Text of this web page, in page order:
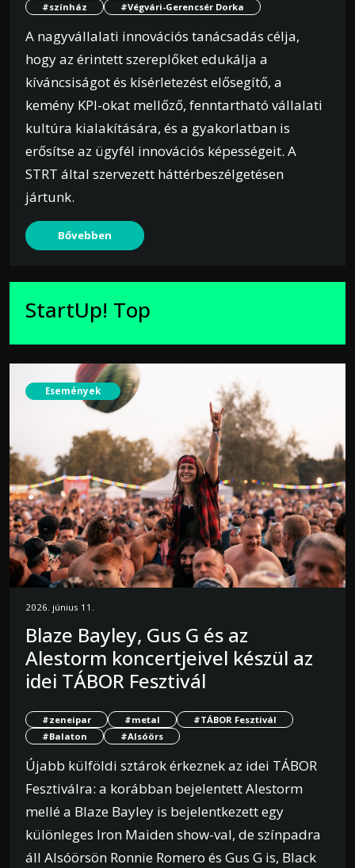
#színház
#Végvári-Gerencsér Dorka
A nagyvállalati innovációs tanácsadás célja,
hogy az érintett szereplőket edukálja a
kíváncsiságot és kísérletezést elősegítő, a
kemény KPI-okat mellőző, fenntartható vállalati
kultúra kialakítására, és a gyakorlatban is
erősítse az ügyfél innovációs képességeit. A
STRT által szervezett háttérbeszélgetésen
jártunk.
Bővebben
StartUp! Top
Események
2026. június 11.
Blaze Bayley, Gus G és az
Alestorm koncertjeivel készül az
idei TÁBOR Fesztivál
#zeneipar #metal
#TÁBOR Fesztivál
#Balaton
#Alsóörs
Újabb külföldi sztárok érkeznek az idei TÁBOR
Fesztiválra: a korábban bejelentett Alestorm
mellé a Blaze Bayley is bejelentkezett egy
különleges Iron Maiden show-val, de színpadra
áll Alsóörsön Ronnie Romero és Gus G is, Black